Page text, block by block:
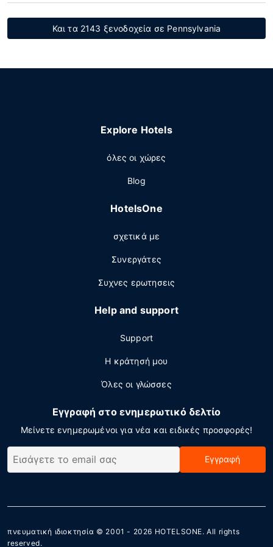
Και τα 2143 ξενοδοχεία σε Pennsylvania
Explore Hotels
όλες οι χώρες
Blog
HotelsOne
σχετικά με
Συνεργάτες
Συχνες ερωτησεις
Help and support
Support
Η κράτησή μου
Όλες οι γλώσσες
Εγγραφή στο ενημερωτικό δελτίο
Μείνετε ενημερωμένοι για νέα και ειδικές προσφορές!
Εγγραφή
πνευματική ιδιοκτησία © 2001 - 2026 HOTELSONE. All rights
reserved.